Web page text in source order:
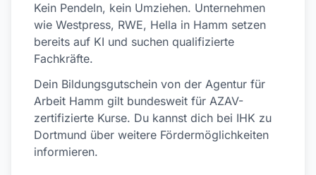
Kein Pendeln, kein Umziehen. Unternehmen
wie Westpress, RWE, Hella in Hamm setzen
bereits auf KI und suchen qualifizierte
Fachkräfte.
Dein Bildungsgutschein von der Agentur für
Arbeit Hamm gilt bundesweit für AZAV-
zertifizierte Kurse. Du kannst dich bei IHK zu
Dortmund über weitere Fördermöglichkeiten
informieren.